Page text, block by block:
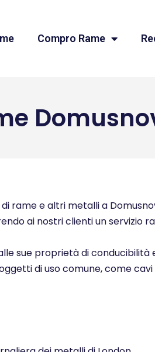
Compro Rame
rame e altri metalli a
ai nostri clienti un servizio
sue proprietà di
di uso comune, come